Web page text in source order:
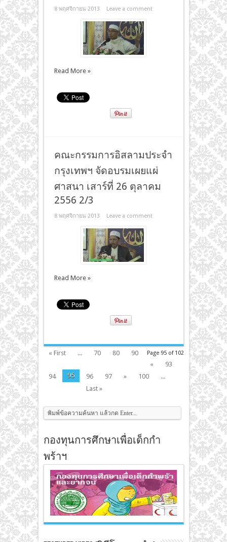
8 พฤศจิกายน 2013 Leave a comment
Read More »
คณะกรรมการอิสลามประจำ
กรุงเทพฯ จัดอบรมเผยแผ่
ศาสนา เสาร์ที่ 26 ตุลาคม
2556 2/3
8 พฤศจิกายน 2013 Leave a comment
Read More »
Page 95 of 102
« First ... 70 80
90
«
93
94
95 96 97 » 100
...
Last »
กองทุนการศึกษาเพื่อเด็กกำ
พร้าฯ